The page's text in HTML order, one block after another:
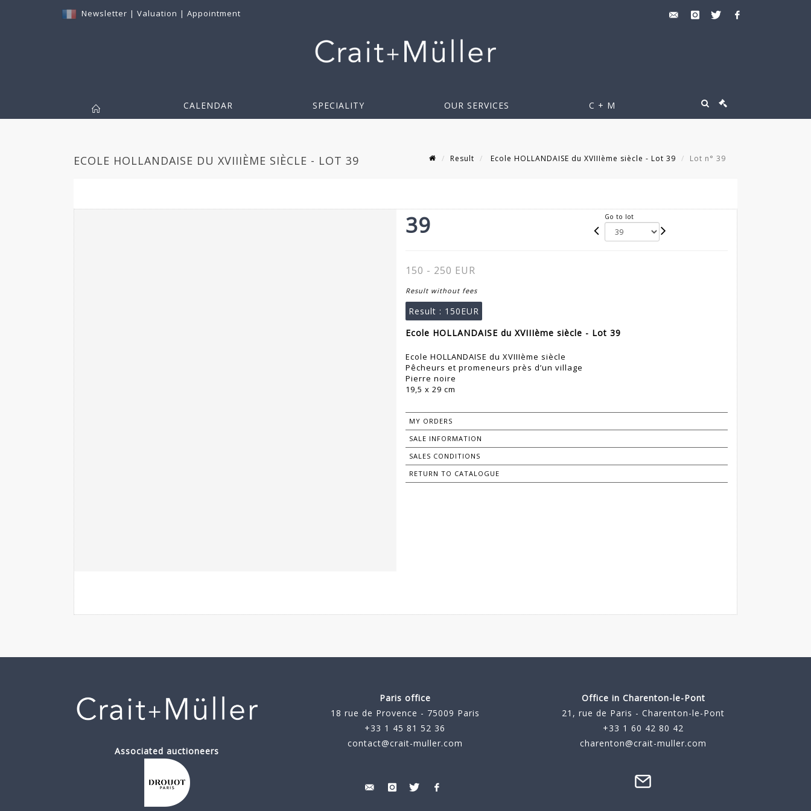
Newsletter | Valuation | Appointment
CALENDAR SPECIALITY OUR SERVICES C + M
ECOLE HOLLANDAISE DU XVIIIÈME SIÈCLE - LOT 39 Result Ecole HOLLANDAISE du XVIIIème siècle - Lot 39 Lot n° 39
39 Go to lot
150 - 250 EUR
Result without fees
Result : 150EUR
Ecole HOLLANDAISE du XVIIIème siècle - Lot 39
Ecole HOLLANDAISE du XVIIIème siècle
Pêcheurs et promeneurs près d’un village
Pierre noire
19,5 x 29 cm
MY ORDERS
SALE INFORMATION
SALES CONDITIONS
RETURN TO CATALOGUE
Associated auctioneers
Paris office
18 rue de Provence - 75009 Paris
+33 1 45 81 52 36
contact@crait-muller.com
Office in Charenton-le-Pont
21, rue de Paris - Charenton-le-Pont
+33 1 60 42 80 42
charenton@crait-muller.com